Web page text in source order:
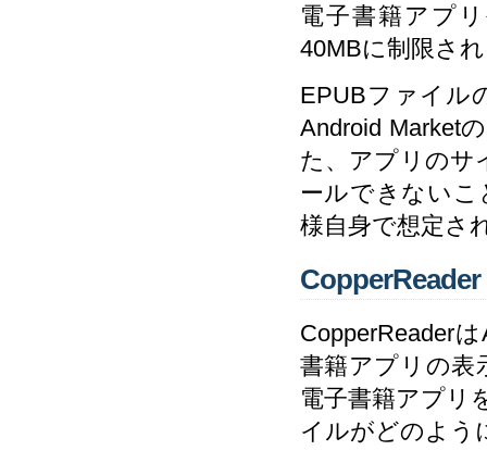
電子書籍アプ
40MBに制限さ
EPUBファイル
Android Market
た、アプリのサ
ールできない
様自身で想定さ
CopperReader
CopperReader
書籍アプリの表
電子書籍アプリ
イルがどのよう